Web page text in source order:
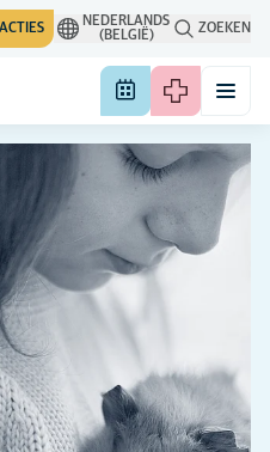
ACTIES
NEDERLANDS
(BELGIË)
ZOEKEN